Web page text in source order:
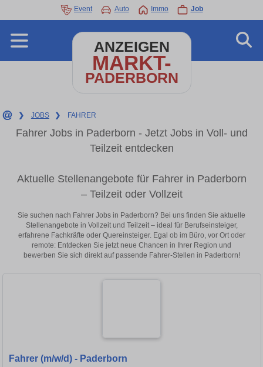
Event Auto Immo Job
ANZEIGEN
MARKT-
PADERBORN
❯ JOBS ❯ FAHRER
Fahrer Jobs in Paderborn - Jetzt Jobs in Voll- und
Teilzeit entdecken
Aktuelle Stellenangebote für Fahrer in Paderborn
– Teilzeit oder Vollzeit
Sie suchen nach Fahrer Jobs in Paderborn? Bei uns finden Sie aktuelle
Stellenangebote in Vollzeit und Teilzeit – ideal für Berufseinsteiger,
erfahrene Fachkräfte oder Quereinsteiger. Egal ob im Büro, vor Ort oder
remote: Entdecken Sie jetzt neue Chancen in Ihrer Region und
bewerben Sie sich direkt auf passende Fahrer-Stellen in Paderborn!
Fahrer (m/w/d) - Paderborn